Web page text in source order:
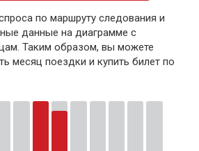
по маршруту следования и
данные на диаграмме с
Таким образом, вы можете
месяц поездки и купить билет по